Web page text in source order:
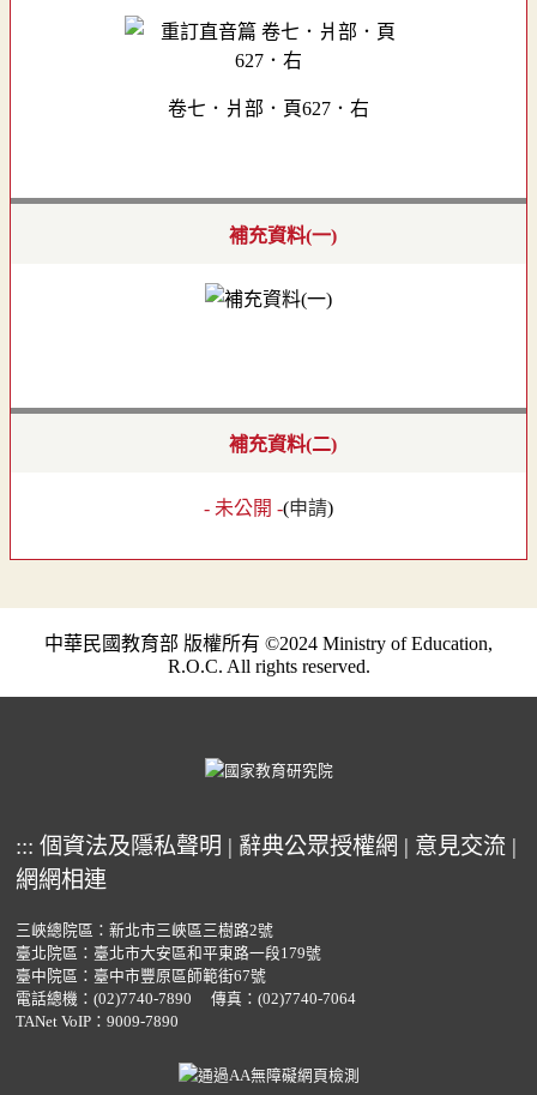
卷七．爿部．頁627．右
補充資料(一)
補充資料(二)
- 未公開 -(申請)
中華民國教育部 版權所有 ©2024 Ministry of Education,
R.O.C. All rights reserved.
::: 個資法及隱私聲明 | 辭典公眾授權網 | 意見交流 |
網網相連
三峽總院區：新北市三峽區三樹路2號
臺北院區：臺北市大安區和平東路一段179號
臺中院區：臺中市豐原區師範街67號
電話總機： (02)7740-7890
傳真：(02)7740-7064
TANet VoIP：9009-7890